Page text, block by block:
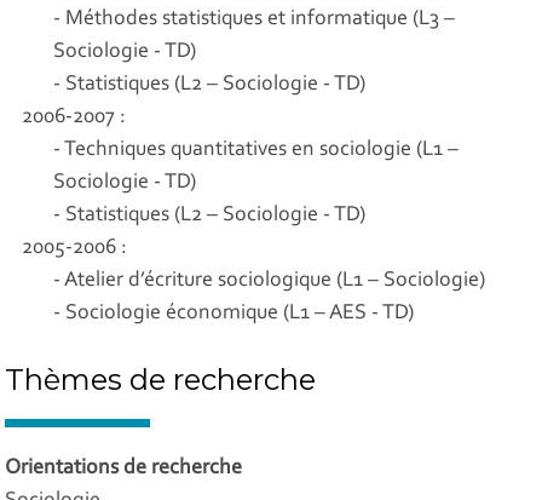
- Méthodes statistiques et informatique (L3 –
Sociologie - TD)
- Statistiques (L2 – Sociologie - TD)
2006-2007 :
- Techniques quantitatives en sociologie (L1 –
Sociologie - TD)
- Statistiques (L2 – Sociologie - TD)
2005-2006 :
- Atelier d’écriture sociologique (L1 – Sociologie)
- Sociologie économique (L1 – AES - TD)
Thèmes de recherche
Orientations de recherche